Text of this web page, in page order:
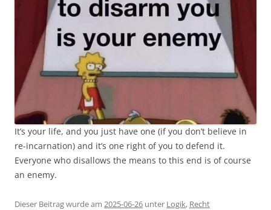
It’s your life, and you just have one (if you don’t believe in
re-incarnation) and it’s one right of you to defend it.
Everyone who disallows the means to this end is of course
an enemy.
Dieser Beitrag wurde am 2025-06-26 unter Logik, Recht